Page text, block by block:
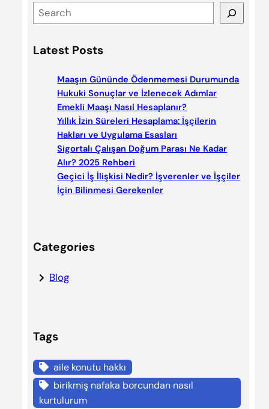
e
r
Latest Posts
Maaşın Gününde Ödenmemesi Durumunda
Hukuki Sonuçlar ve İzlenecek Adımlar
Emekli Maaşı Nasıl Hesaplanır?
Yıllık İzin Süreleri Hesaplama: İşçilerin
Hakları ve Uygulama Esasları
Sigortalı Çalışan Doğum Parası Ne Kadar
Alır? 2025 Rehberi
Geçici İş İlişkisi Nedir? İşverenler ve İşçiler
İçin Bilinmesi Gerekenler
Categories
Blog
Tags
aile konutu hakkı
birikmiş nafaka borcundan nasıl
kurtulurum